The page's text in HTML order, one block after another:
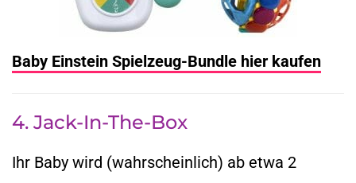
Baby Einstein Spielzeug-Bundle hier kaufen
4. Jack-In-The-Box
Ihr Baby wird (wahrscheinlich) ab etwa 2